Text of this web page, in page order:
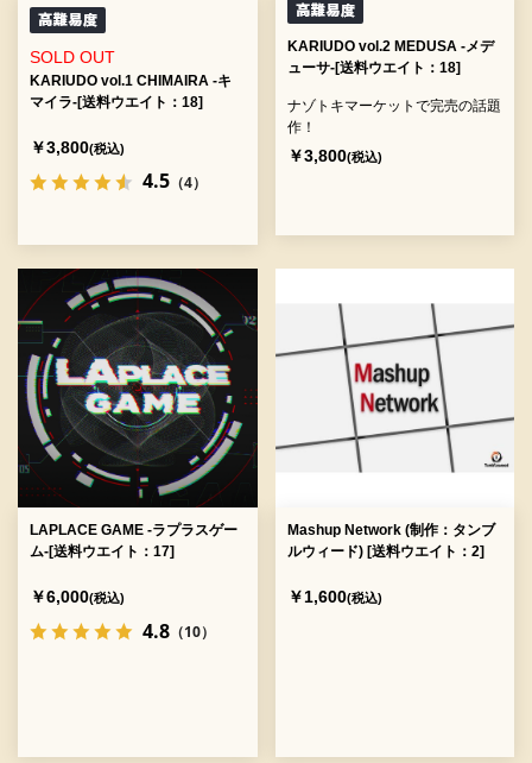
SOLD OUT
KARIUDO vol.1 CHIMAIRA -キ
マイラ-[送料ウエイト：18]
￥3,800(税込)
4.5 （4）
KARIUDO vol.2 MEDUSA -メデ
ューサ-[送料ウエイト：18]
ナゾトキマーケットで完売の話題
作！
￥3,800(税込)
LAPLACE GAME -ラプラスゲー
ム-[送料ウエイト：17]
￥6,000(税込)
4.8 （10）
Mashup Network (制作：タンブ
ルウィード) [送料ウエイト：2]
￥1,600(税込)